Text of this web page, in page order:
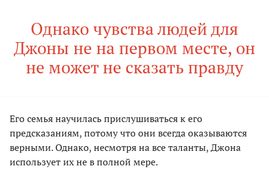
Однако чувства людей для
Джоны не на первом месте, он
не может не сказать правду
Его семья научилась прислушиваться к его
предсказаниям, потому что они всегда оказываются
верными. Однако, несмотря на все таланты, Джона
использует их не в полной мере.